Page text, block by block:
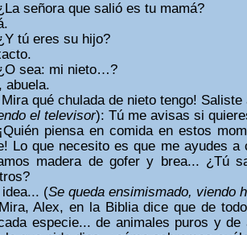
señora que salió es tu mamá?
tú eres su hijo?
sea: mi nieto…?
abuela.
qué chulada de nieto tengo!
el televisor): Tú me avisas si
piensa en comida en estos
Lo que necesito es que me ayudes a
madera de gofer y brea... ¿Tú
(Se queda ensimismado, viendo
Alex, en la Biblia dice que de
especie... de animales puros y de